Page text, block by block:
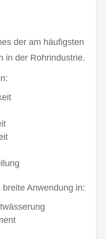
der am häufigsten
in der Rohrindustrie.
Anwendung in: